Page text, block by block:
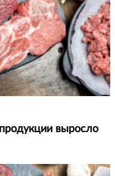
выросло